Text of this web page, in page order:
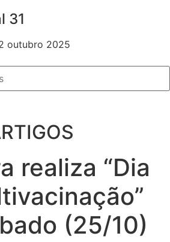
31
outubro 2025
realiza “Dia
(25/10)